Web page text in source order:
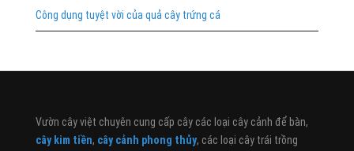
Công dụng tuyệt vời của quả cây trứng cá
Vườn cây việt chuyên cung cấp cây các loại cây cảnh để bàn,
cây kim tiền, cây cảnh phong thủy, các loại cây trái trồng